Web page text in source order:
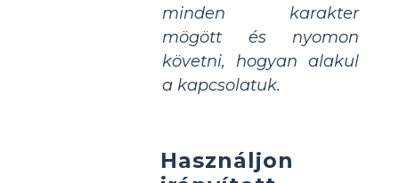
minden karakter
mögött és nyomon
követni, hogyan alakul
a kapcsolatuk.
Használjon